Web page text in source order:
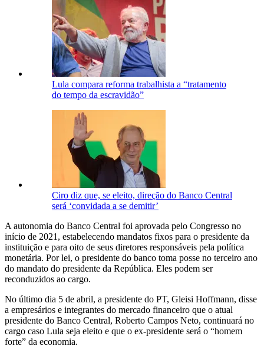
Lula compara reforma trabalhista a “tratamento
do tempo da escravidão”
Ciro diz que, se eleito, direção do Banco Central
será ‘convidada a se demitir’
A autonomia do Banco Central foi aprovada pelo Congresso no
início de 2021, estabelecendo mandatos fixos para o presidente da
instituição e para oito de seus diretores responsáveis pela política
monetária. Por lei, o presidente do banco toma posse no terceiro ano
do mandato do presidente da República. Eles podem ser
reconduzidos ao cargo.
No último dia 5 de abril, a presidente do PT, Gleisi Hoffmann, disse
a empresários e integrantes do mercado financeiro que o atual
presidente do Banco Central, Roberto Campos Neto, continuará no
cargo caso Lula seja eleito e que o ex-presidente será o “homem
forte” da economia.